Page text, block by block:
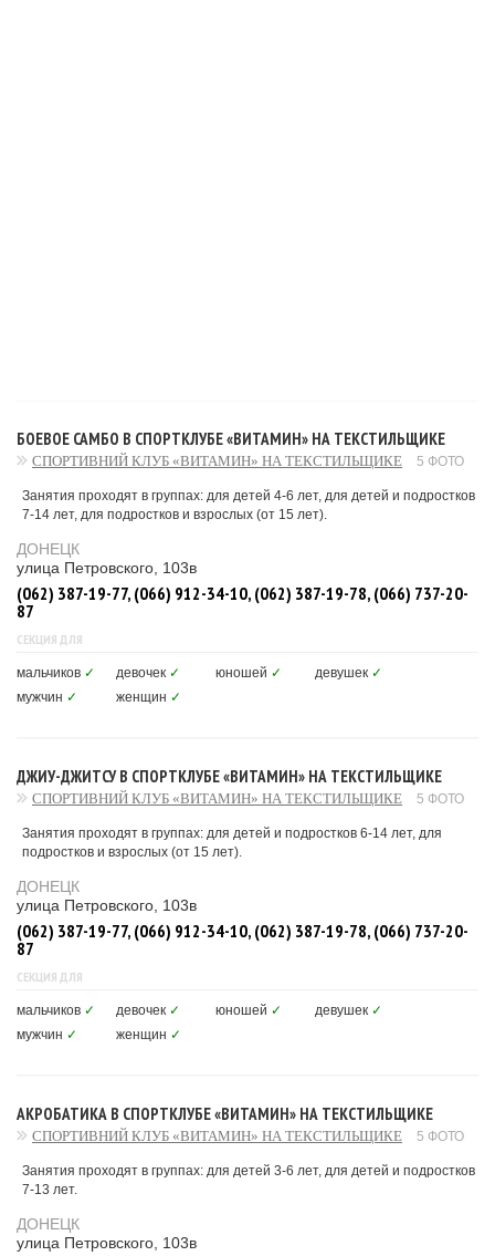
БОЕВОЕ САМБО В СПОРТКЛУБЕ «ВИТАМИН» НА ТЕКСТИЛЬЩИКЕ
СПОРТИВНИЙ КЛУБ «ВИТАМИН» НА ТЕКСТИЛЬЩИКЕ 5 ФОТО
Занятия проходят в группах: для детей 4-6 лет, для детей и подростков
7-14 лет, для подростков и взрослых (от 15 лет).
ДОНЕЦК
улица Петровского, 103в
(062) 387-19-77, (066) 912-34-10, (062) 387-19-78, (066) 737-20-
87
СЕКЦИЯ ДЛЯ
мальчиков ✓ девочек ✓ юношей ✓ девушек ✓
мужчин ✓ женщин ✓
ДЖИУ-ДЖИТСУ В СПОРТКЛУБЕ «ВИТАМИН» НА ТЕКСТИЛЬЩИКЕ
СПОРТИВНИЙ КЛУБ «ВИТАМИН» НА ТЕКСТИЛЬЩИКЕ 5 ФОТО
Занятия проходят в группах: для детей и подростков 6-14 лет, для
подростков и взрослых (от 15 лет).
ДОНЕЦК
улица Петровского, 103в
(062) 387-19-77, (066) 912-34-10, (062) 387-19-78, (066) 737-20-
87
СЕКЦИЯ ДЛЯ
мальчиков ✓ девочек ✓ юношей ✓ девушек ✓
мужчин ✓ женщин ✓
АКРОБАТИКА В СПОРТКЛУБЕ «ВИТАМИН» НА ТЕКСТИЛЬЩИКЕ
СПОРТИВНИЙ КЛУБ «ВИТАМИН» НА ТЕКСТИЛЬЩИКЕ 5 ФОТО
Занятия проходят в группах: для детей 3-6 лет, для детей и подростков
7-13 лет.
ДОНЕЦК
улица Петровского, 103в